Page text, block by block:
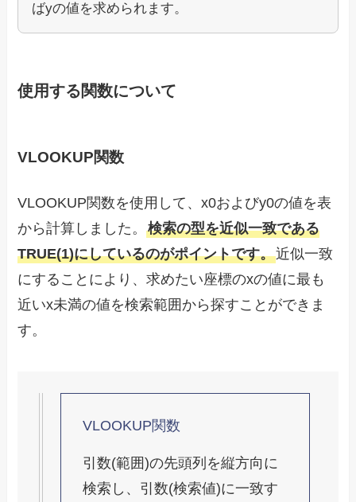
ばyの値を求められます。
使用する関数について
VLOOKUP関数
VLOOKUP関数を使用して、x0およびy0の値を表
から計算しました。検索の型を近似一致である
TRUE(1)にしているのがポイントです。近似一致
にすることにより、求めたい座標のxの値に最も
近いx未満の値を検索範囲から探すことができま
す。
VLOOKUP関数
引数(範囲)の先頭列を縦方向に
検索し、引数(検索値)に一致す